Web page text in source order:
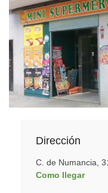
Dirección
C. de Numancia,
Como llegar